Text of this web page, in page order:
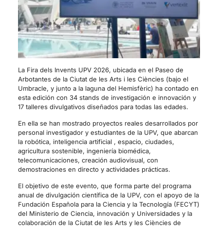
La Fira dels Invents UPV 2026, ubicada en el Paseo de
Arbotantes de la Ciutat de les Arts i les Ciències (bajo el
Umbracle, y junto a la laguna del Hemisfèric) ha contado en
esta edición con 34 stands de investigación e innovación y
17 talleres divulgativos diseñados para todas las edades.
En ella se han mostrado proyectos reales desarrollados por
personal investigador y estudiantes de la UPV, que abarcan
la robótica, inteligencia artificial , espacio, ciudades,
agricultura sostenible, ingeniería biomédica,
telecomunicaciones, creación audiovisual, con
demostraciones en directo y actividades prácticas.
El objetivo de este evento, que forma parte del programa
anual de divulgación científica de la UPV, con el apoyo de la
Fundación Española para la Ciencia y la Tecnología (FECYT)
del Ministerio de Ciencia, innovación y Universidades y la
colaboración de la Ciutat de les Arts y les Ciències de